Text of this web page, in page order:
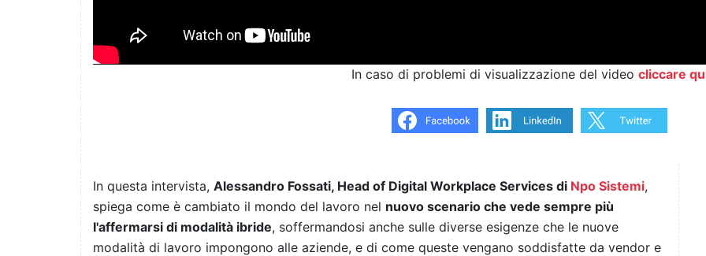
In caso di problemi di visualizzazione del video cliccare
In questa intervista, Alessandro Fossati, Head of Digital Workplace Services di Npo Sistemi,
spiega come è cambiato il mondo del lavoro nel nuovo scenario che vede sempre più
l'affermarsi di modalità ibride, soffermandosi anche sulle diverse esigenze che le nuove
modalità di lavoro impongono alle aziende, e di come queste vengano soddisfatte da vendor e